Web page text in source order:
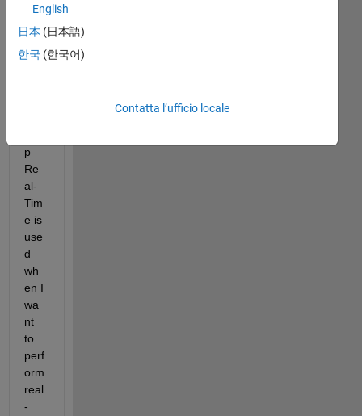
erst
and
that
p
Re
al-
Tim
e is
use
d
wh
en I
wa
nt
to
perf
orm
real
-
English
日本 (日本語)
한국 (한국어)
Contatta l’ufficio locale